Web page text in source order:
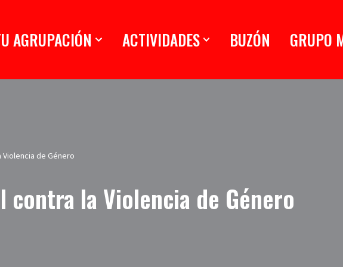
AGRUPACIÓN ACTIVIDADES BUZÓN GRUPO
Violencia de Género
contra la Violencia de Género